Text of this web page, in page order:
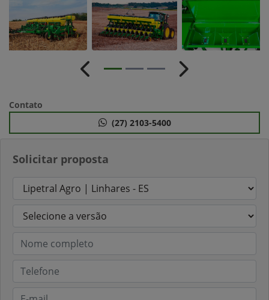
Solicitar proposta
Anterior Próximo
Contato
(27) 2103-5400